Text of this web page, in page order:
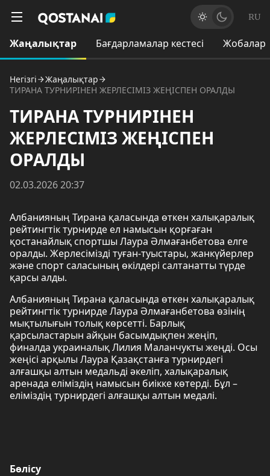
RU
Жаңалықтар Бағдарламалар кестесі Жобалар
Негізгі
Жаңалықтар
ТИРАНА ТУРНИРІНЕН ЖЕРЛЕСІМІЗ ЖЕҢІСПЕН ОРАЛДЫ
ТИРАНА ТУРНИРІНЕН
ЖЕРЛЕСІМІЗ ЖЕҢІСПЕН
ОРАЛДЫ
02.03.2026 20:37
Албанияның Тирана қаласында өткен халықаралық
рейтингтік турнирде ел намысын қорғаған
қостанайлық спортшы Лаура Әлмағанбетова елге
оралды. Жерлесімізді туған-туыстары, жанкүйерлер
және спорт саласының өкілдері салтанатты түрде
қарсы алды.
Албанияның Тирана қаласында өткен халықаралық
рейтингтік турнирде Лаура Әлмағанбетова өзінің
мықтылығын толық көрсетті. Барлық
қарсыластарын айқын басымдықпен жеңіп,
финалда украиналық Лилия Маланчукты жеңді. Осы
жеңісі арқылы Лаура Қазақстанға турнирдегі
алғашқы алтын медальді әкеліп, халықаралық
аренада еліміздің намысын биікке көтерді. Бұл –
еліміздің турнирдегі алғашқы алтын медалі.
Бөлісу